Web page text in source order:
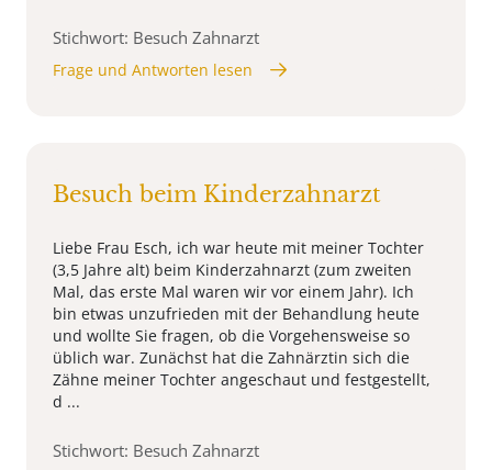
Stichwort: Besuch Zahnarzt
Frage und Antworten lesen
Besuch beim Kinderzahnarzt
Liebe Frau Esch, ich war heute mit meiner Tochter
(3,5 Jahre alt) beim Kinderzahnarzt (zum zweiten
Mal, das erste Mal waren wir vor einem Jahr). Ich
bin etwas unzufrieden mit der Behandlung heute
und wollte Sie fragen, ob die Vorgehensweise so
üblich war. Zunächst hat die Zahnärztin sich die
Zähne meiner Tochter angeschaut und festgestellt,
d ...
Stichwort: Besuch Zahnarzt